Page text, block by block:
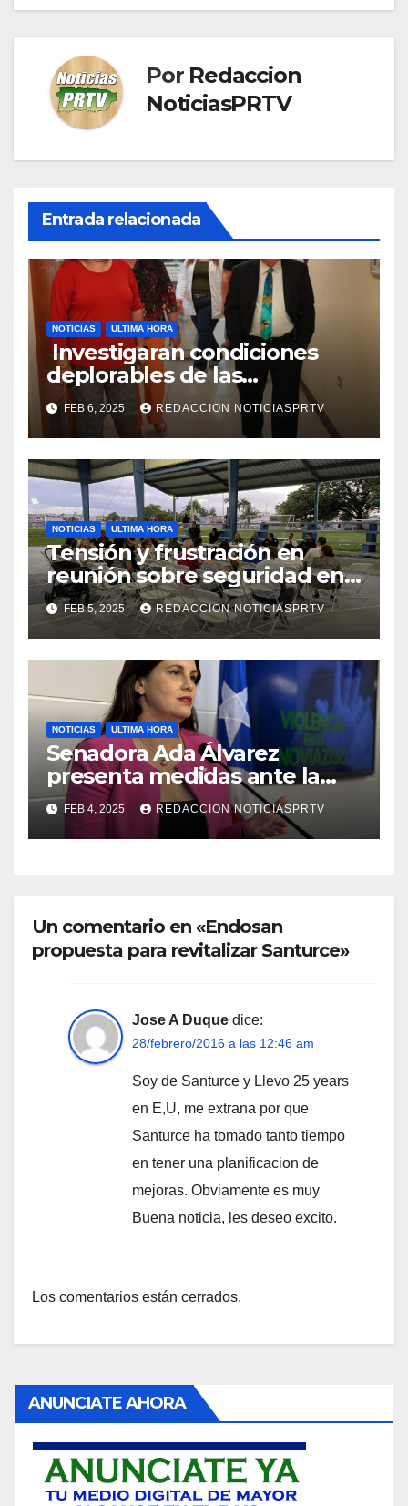
Por Redaccion
NoticiasPRTV
Entrada relacionada
NOTICIAS ULTIMA HORA
Investigaran condiciones
deplorables de las
facilidades el Departamento
de la Salud en Mayagüez
FEB 6, 2025 REDACCION NOTICIASPRTV
NOTICIAS ULTIMA HORA
Tensión y frustración en
reunión sobre seguridad en
Reparto Metropolitano
FEB 5, 2025 REDACCION NOTICIASPRTV
NOTICIAS ULTIMA HORA
Senadora Ada Álvarez
presenta medidas ante la
violencia en el noviazgo
FEB 4, 2025 REDACCION NOTICIASPRTV
Un comentario en «Endosan
propuesta para revitalizar Santurce»
Jose A Duque dice:
28/febrero/2016 a las 12:46 am
Soy de Santurce y Llevo 25 years
en E,U, me extrana por que
Santurce ha tomado tanto tiempo
en tener una planificacion de
mejoras. Obviamente es muy
Buena noticia, les deseo excito.
Los comentarios están cerrados.
ANUNCIATE AHORA